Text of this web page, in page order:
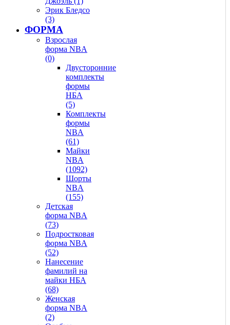
Эрик Бледсо
(3)
ФОРМА
Взрослая
форма NBA
(0)
Двусторонние
комплекты
формы
НБА
(5)
Комплекты
формы
NBA
(61)
Майки
NBA
(1092)
Шорты
NBA
(155)
Детская
форма NBA
(73)
Подростковая
форма NBA
(52)
Нанесение
фамилий на
майки НБА
(68)
Женская
форма NBA
(2)